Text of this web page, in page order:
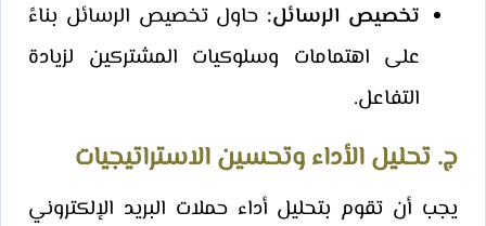
تخصيص الرسائل: حاول تخصيص الرسائل بناءً
على اهتمامات وسلوكيات المشتركين لزيادة
التفاعل.
ج. تحليل الأداء وتحسين الاستراتيجيات
يجب أن تقوم بتحليل أداء حملات البريد الإلكتروني